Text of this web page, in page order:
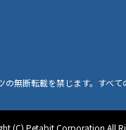
無断転載を禁じます。すべ
(C) Petabit Corporation All